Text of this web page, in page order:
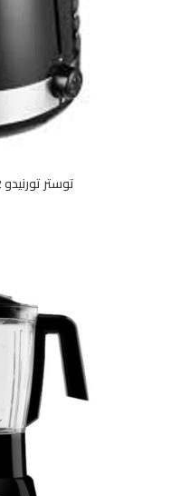
توستر تورنيدو 2 شريحة 850 وات أسود TT-852-B